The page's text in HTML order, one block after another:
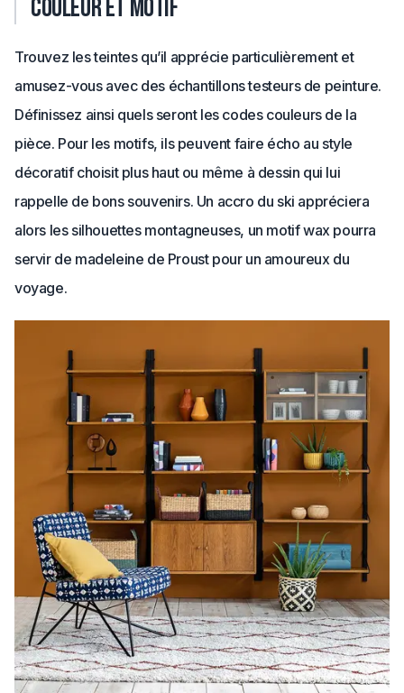
Couleur et motif
Trouvez les teintes qu’il apprécie particulièrement et
amusez-vous avec des échantillons testeurs de peinture.
Définissez ainsi quels seront les codes couleurs de la
pièce. Pour les motifs, ils peuvent faire écho au style
décoratif choisit plus haut ou même à dessin qui lui
rappelle de bons souvenirs. Un accro du ski appréciera
alors les silhouettes montagneuses, un motif wax pourra
servir de madeleine de Proust pour un amoureux du
voyage.